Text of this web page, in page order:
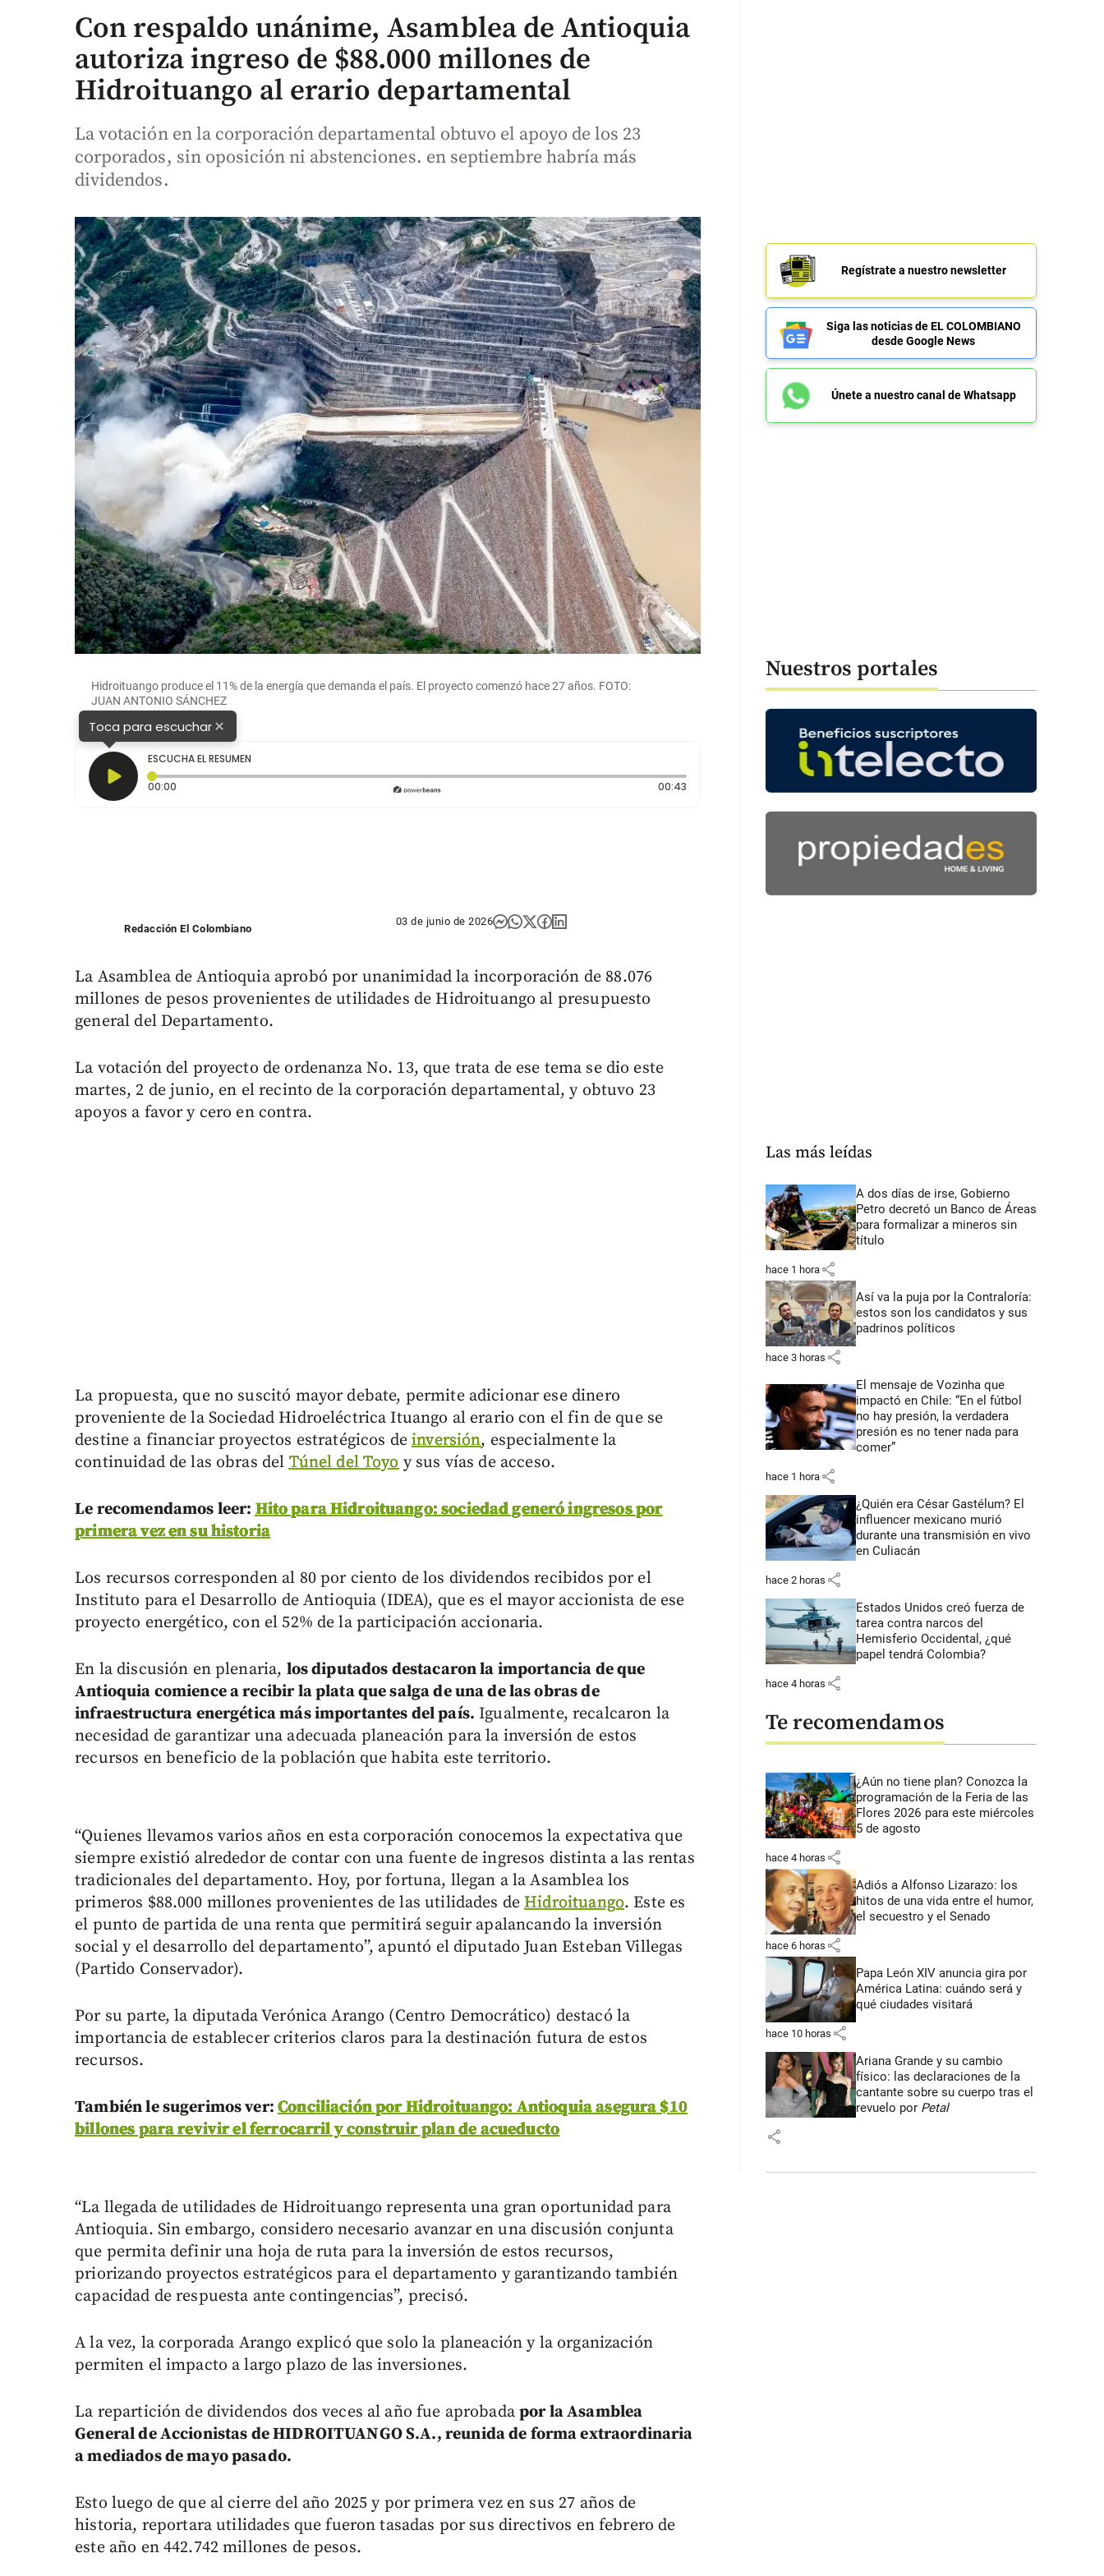
Con respaldo unánime, Asamblea de Antioquia
autoriza ingreso de $88.000 millones de
Hidroituango al erario departamental
La votación en la corporación departamental obtuvo el apoyo de los 23
corporados, sin oposición ni abstenciones. en septiembre habría más
dividendos.
Hidroituango produce el 11% de la energía que demanda el país. El proyecto comenzó hace 27 años. FOTO:
JUAN ANTONIO SÁNCHEZ
Toca para escuchar×
ESCUCHA EL RESUMEN
00:00
00:43Duración: 43 segundos
Redacción El Colombiano
03 de junio de 2026
La Asamblea de Antioquia aprobó por unanimidad la incorporación de 88.076
millones de pesos provenientes de utilidades de Hidroituango al presupuesto
general del Departamento.
La votación del proyecto de ordenanza No. 13, que trata de ese tema se dio este
martes, 2 de junio, en el recinto de la corporación departamental, y obtuvo 23
apoyos a favor y cero en contra.
La propuesta, que no suscitó mayor debate, permite adicionar ese dinero
proveniente de la Sociedad Hidroeléctrica Ituango al erario con el fin de que se
destine a financiar proyectos estratégicos deinversión, especialmente la
continuidad de las obras delTúnel del Toyoy sus vías de acceso.
Le recomendamos leer:Hito para Hidroituango: sociedad generó ingresos por
primera vez en su historia
Los recursos corresponden al 80 por ciento de los dividendos recibidos por el
Instituto para el Desarrollo de Antioquia (IDEA), que es el mayor accionista de ese
proyecto energético, con el 52% de la participación accionaria.
En la discusión en plenaria, los diputados destacaron la importancia de que
Antioquia comience a recibir la plata que salga de una de las obras de
infraestructura energética más importantes del país. Igualmente, recalcaron la
necesidad de garantizar una adecuada planeación para la inversión de estos
recursos en beneficio de la población que habita este territorio.
“Quienes llevamos varios años en esta corporación conocemos la expectativa que
siempre existió alrededor de contar con una fuente de ingresos distinta a las rentas
tradicionales del departamento. Hoy, por fortuna, llegan a la Asamblea los
primeros $88.000 millones provenientes de las utilidades deHidroituango. Este es
el punto de partida de una renta que permitirá seguir apalancando la inversión
social y el desarrollo del departamento”, apuntó el diputado Juan Esteban Villegas
(Partido Conservador).
Por su parte, la diputada Verónica Arango (Centro Democrático) destacó la
importancia de establecer criterios claros para la destinación futura de estos
recursos.
También le sugerimos ver:Conciliación por Hidroituango: Antioquia asegura $10
billones para revivir el ferrocarril y construir plan de acueducto
“La llegada de utilidades de Hidroituango representa una gran oportunidad para
Antioquia. Sin embargo, considero necesario avanzar en una discusión conjunta
que permita definir una hoja de ruta para la inversión de estos recursos,
priorizando proyectos estratégicos para el departamento y garantizando también
capacidad de respuesta ante contingencias”, precisó.
A la vez, la corporada Arango explicó que solo la planeación y la organización
permiten el impacto a largo plazo de las inversiones.
La repartición de dividendos dos veces al año fue aprobadapor la Asamblea
General de Accionistas de HIDROITUANGO S.A., reunida de forma extraordinaria
a mediados de mayo pasado.
Esto luego de que al cierre del año 2025 y por primera vez en sus 27 años de
historia, reportara utilidades que fueron tasadas por sus directivos en febrero de
este año en 442.742 millones de pesos.
Regístrate a nuestro newsletter
Siga las noticias de EL COLOMBIANO
desde Google News
Únete a nuestro canal de Whatsapp
Nuestros portales
Las más leídas
A dos días de irse, Gobierno
Petro decretó un Banco de Áreas
para formalizar a mineros sin
título
hace 1 hora share
Así va la puja por la Contraloría:
estos son los candidatos y sus
padrinos políticos
hace 3 horas share
El mensaje de Vozinha que
impactó en Chile: “En el fútbol
no hay presión, la verdadera
presión es no tener nada para
comer”
hace 1 hora share
¿Quién era César Gastélum? El
influencer mexicano murió
durante una transmisión en vivo
en Culiacán
hace 2 horas share
Estados Unidos creó fuerza de
tarea contra narcos del
Hemisferio Occidental, ¿qué
papel tendrá Colombia?
hace 4 horas share
Te recomendamos
¿Aún no tiene plan? Conozca la
programación de la Feria de las
Flores 2026 para este miércoles
5 de agosto
hace 4 horas share
Adiós a Alfonso Lizarazo: los
hitos de una vida entre el humor,
el secuestro y el Senado
hace 6 horas share
Papa León XIV anuncia gira por
América Latina: cuándo será y
qué ciudades visitará
hace 10 horas share
Ariana Grande y su cambio
físico: las declaraciones de la
cantante sobre su cuerpo tras el
revuelo por Petal
share